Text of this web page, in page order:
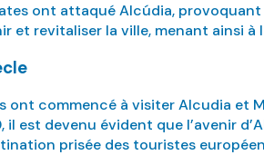
ont attaqué Alcúdia,
et revitaliser la ville, menant ainsi
ont commencé à visiter Alcudia et
il est devenu évident que l’avenir
prisée des touristes